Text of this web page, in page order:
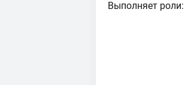
Выполняет